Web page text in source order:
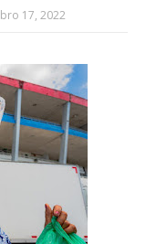
17, 2022